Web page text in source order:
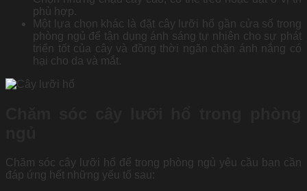
phù hợp.
Một lựa chọn khác là đặt cây lưỡi hổ gần cửa sổ trong
phòng ngủ để tận dụng ánh sáng tự nhiên cho sự phát
triển tốt của cây và đồng thời ngăn chặn ánh nắng có
hại cho da và mắt.
Chăm sóc cây lưỡi hổ để trong phòng ngủ yêu cầu bạn cần
đáp ứng hết những yếu tố sau: